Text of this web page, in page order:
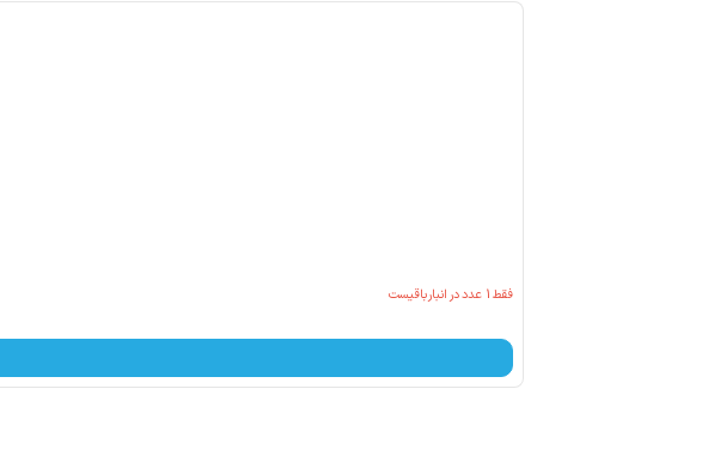
فقط1 عدد در انبار باقیست